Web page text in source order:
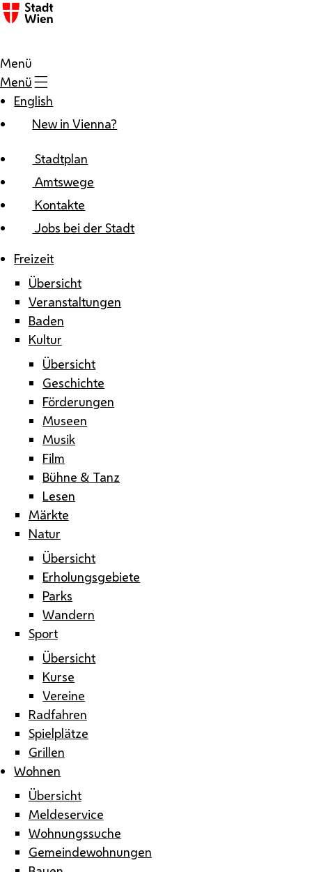
Zum Inhalt
Menü
Menü
English
New in Vienna?
Stadtplan
Amtswege
Kontakte
Jobs bei der Stadt
Freizeit
Übersicht
Veranstaltungen
Baden
Kultur
Übersicht
Geschichte
Förderungen
Museen
Musik
Film
Bühne & Tanz
Lesen
Märkte
Natur
Übersicht
Erholungsgebiete
Parks
Wandern
Sport
Übersicht
Kurse
Vereine
Radfahren
Spielplätze
Grillen
Wohnen
Übersicht
Meldeservice
Wohnungssuche
Gemeindewohnungen